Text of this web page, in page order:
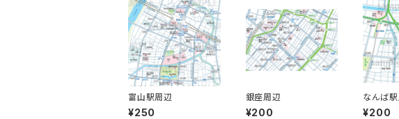
富山駅周辺
¥250
銀座周辺
¥200
なんば
¥200